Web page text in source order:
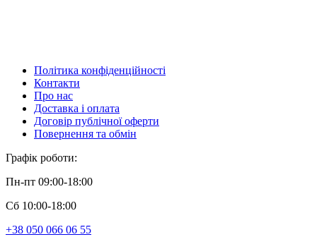
Політика конфіденційності
Контакти
Про нас
Доставка і оплата
Договір публічної оферти
Повернення та обмін
Графік роботи:
Пн-пт 09:00-18:00
Сб 10:00-18:00
+38 050 066 06 55